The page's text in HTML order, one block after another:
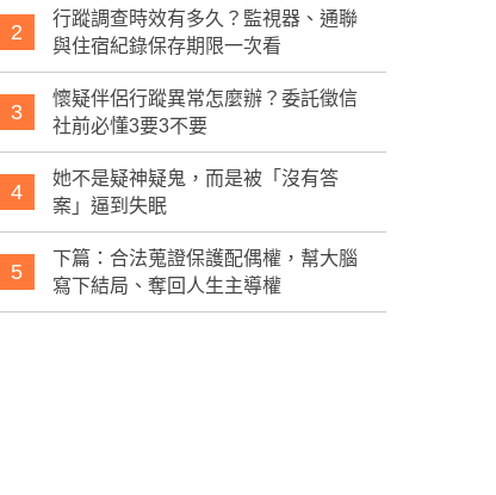
2
行蹤調查時效有多久？監視器、通聯
與住宿紀錄保存期限一次看
3
懷疑伴侶行蹤異常怎麼辦？委託徵信
社前必懂3要3不要
4
她不是疑神疑鬼，而是被「沒有答
案」逼到失眠
5
下篇：合法蒐證保護配偶權，幫大腦
寫下結局、奪回人生主導權